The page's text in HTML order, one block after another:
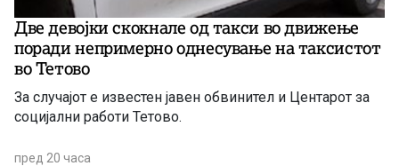
Две девојки скокнале од такси во движење
поради непримерно однесување на таксистот
во Тетово
За случајот е известен јавен обвинител и Центарот за
социјални работи Тетово.
пред 20 часа